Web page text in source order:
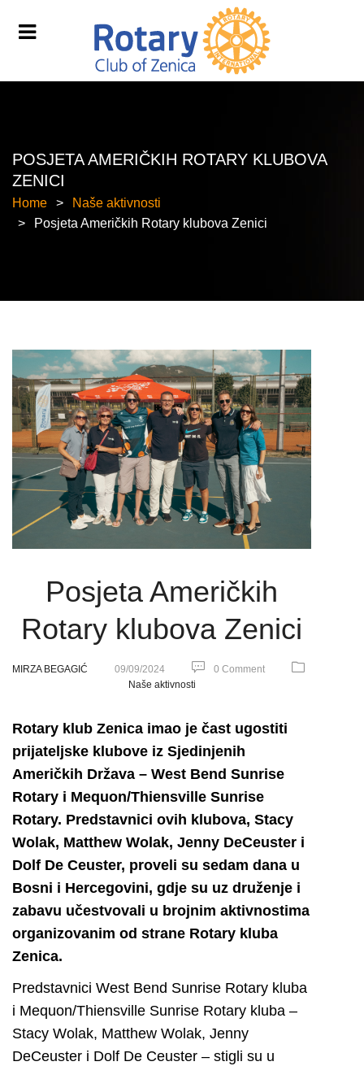
POSJETA AMERIČKIH ROTARY KLUBOVA
ZENICI
Home
Naše aktivnosti
Posjeta Američkih Rotary klubova Zenici
Posjeta Američkih
Rotary klubova Zenici
MIRZA BEGAGIĆ 09/09/2024
0 Comment
Naše aktivnosti
Rotary klub Zenica imao je čast ugostiti
prijateljske klubove iz Sjedinjenih
Američkih Država – West Bend Sunrise
Rotary i Mequon/Thiensville Sunrise
Rotary. Predstavnici ovih klubova, Stacy
Wolak, Matthew Wolak, Jenny DeCeuster i
Dolf De Ceuster, proveli su sedam dana u
Bosni i Hercegovini, gdje su uz druženje i
zabavu učestvovali u brojnim aktivnostima
organizovanim od strane Rotary kluba
Zenica.
Predstavnici West Bend Sunrise Rotary kluba
i Mequon/Thiensville Sunrise Rotary kluba –
Stacy Wolak, Matthew Wolak, Jenny
DeCeuster i Dolf De Ceuster – stigli su u